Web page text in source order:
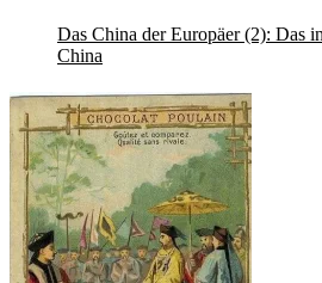
Das China der Europäer (2): Das
China